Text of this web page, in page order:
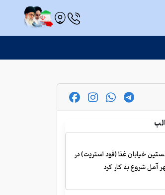
خیابان غذا (فود استریت) در
آمل شروع به کار کرد